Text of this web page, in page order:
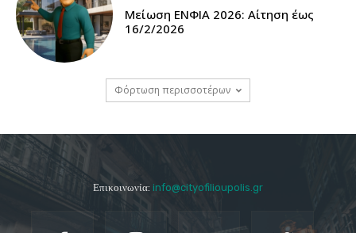
Μείωση ΕΝΦΙΑ 2026: Αίτηση έως
16/2/2026
Φόρτωση περισσοτέρων
Επικοινωνία: info@cityofilioupolis.gr